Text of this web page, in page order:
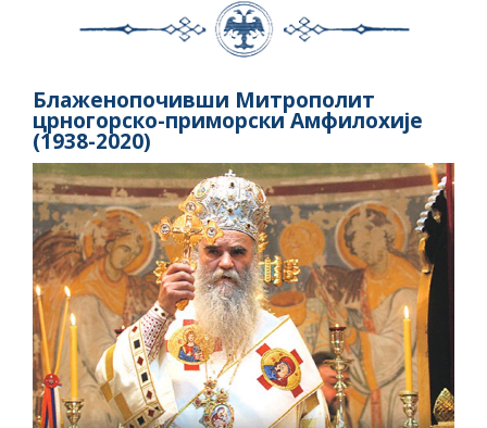
Блаженопочивши Митрополит
црногорско-приморски Амфилохије
(1938-2020)